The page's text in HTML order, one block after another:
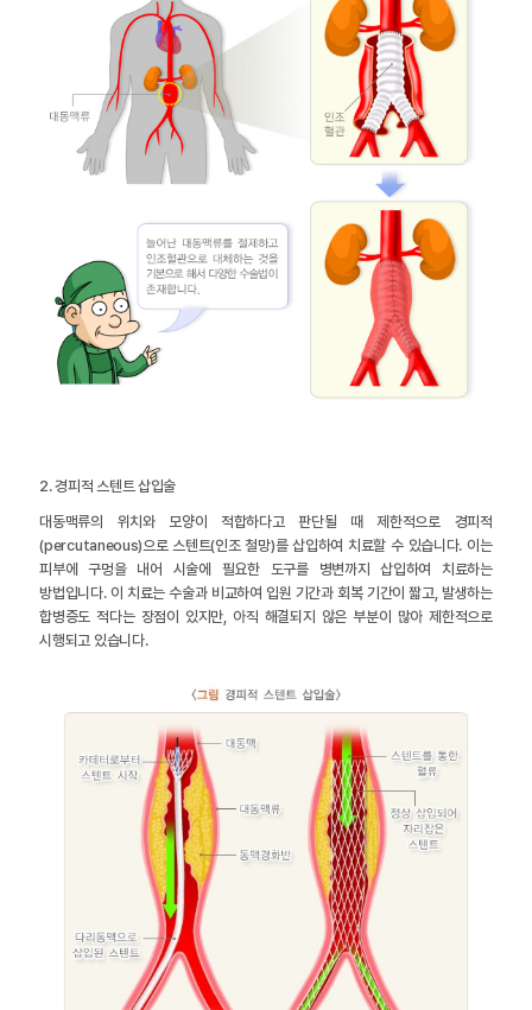
2. 경피적 스텐트 삽입술
대동맥류의 위치와 모양이 적합하다고 판단될 때 제한적으로 경피적
(percutaneous)으로 스텐트(인조 철망)를 삽입하여 치료할 수 있습니다. 이는
피부에 구멍을 내어 시술에 필요한 도구를 병변까지 삽입하여 치료하는
방법입니다. 이 치료는 수술과 비교하여 입원 기간과 회복 기간이 짧고, 발생하는
합병증도 적다는 장점이 있지만, 아직 해결되지 않은 부분이 많아 제한적으로
시행되고 있습니다.